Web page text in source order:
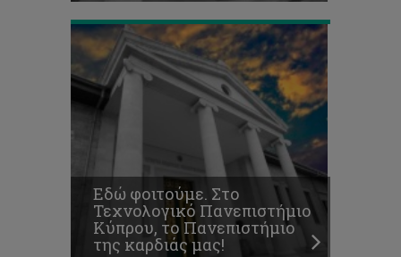
Εδώ φοιτούμε. Στο
Τεχνολογικό Πανεπιστήμιο
Κύπρου, το Πανεπιστήμιο
της καρδιάς μας!